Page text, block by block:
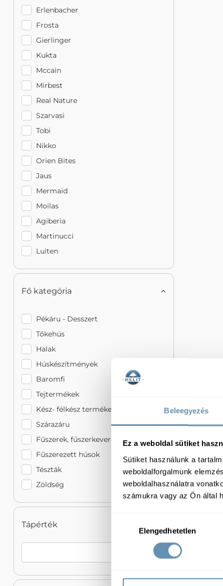
Beleegyezés
Ez a weboldal sütiket
Sütiket használunk a
weboldalforgalmunk
weboldalhasználatra
számukra vagy az Ön által
kiválasztásaElengedhetetlen
Erlenbacher
Frosta
Gierlinger
Kukta
Mccain
Mirbest
Real Nature
Szarvasi
Tobi
Nikko
Orien Bites
Jaus
Mermaid
Moilas
Agiberia
Martinucci
Luiten
Fő kategória
Pékáru - Desszert
Tőkehús
Halak
Húskészítmények
Baromfi
Tejtermékek
Kész- félkész termékek
Szárazáru
Fűszerek, fűszerkeverékek
Fűszerezett húsok
Tészták
Zöldség
Tápérték